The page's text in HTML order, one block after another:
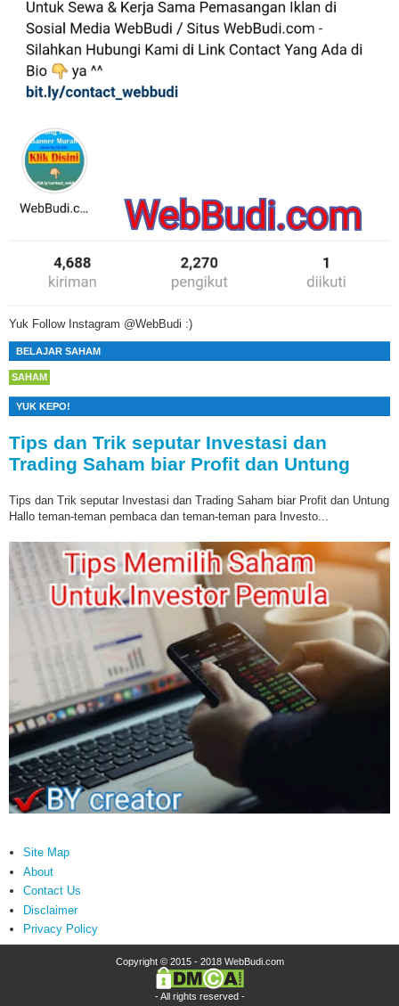
Yuk Follow Instagram @WebBudi :)
BELAJAR SAHAM
SAHAM
YUK KEPO!
Tips dan Trik seputar Investasi dan
Trading Saham biar Profit dan Untung
Tips dan Trik seputar Investasi dan Trading Saham biar Profit dan Untung
Hallo teman-teman pembaca dan teman-teman para Investo...
Site Map
About
Contact Us
Disclaimer
Privacy Policy
Copyright © 2015 - 2018 WebBudi.com
- All rights reserved -